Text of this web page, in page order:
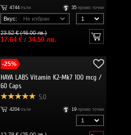
4744 пъти 35 промо точки
Вкус:
23.52 € (46.00 лв.)
17.64 €/ 34.50 лв.
-25%
HAYA LABS Vitamin K2-Mk7 100 mcg /
60 Caps
5.0
4204 пъти 19 промо точки